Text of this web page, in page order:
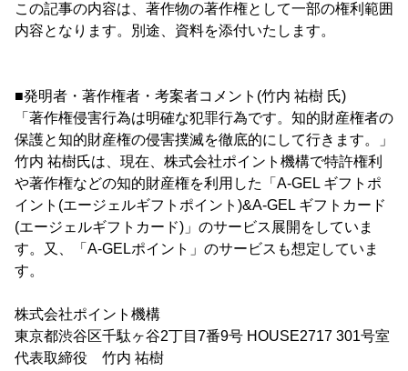
この記事の内容は、著作物の著作権として一部の権利範囲
内容となります。別途、資料を添付いたします。
■発明者・著作権者・考案者コメント(竹内 祐樹 氏)
「著作権侵害行為は明確な犯罪行為です。知的財産権者の
保護と知的財産権の侵害撲滅を徹底的にして行きます。」
竹内 祐樹氏は、現在、株式会社ポイント機構で特許権利
や著作権などの知的財産権を利用した「A-GEL ギフトポ
イント(エージェルギフトポイント)&A-GEL ギフトカード
(エージェルギフトカード)」のサービス展開をしていま
す。又、「A-GELポイント」のサービスも想定していま
す。
株式会社ポイント機構
東京都渋谷区千駄ヶ谷2丁目7番9号 HOUSE2717 301号室
代表取締役 竹内 祐樹